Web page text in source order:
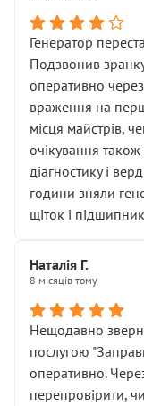
Генератор
Подзвонив
оперативно
враження на
місця майстрів,
очікування
діагностику і
години зняли
щіток і
Наталія Г.
8 місяців тому
Нещодавно
послугою
оперативно.
перепровірити,